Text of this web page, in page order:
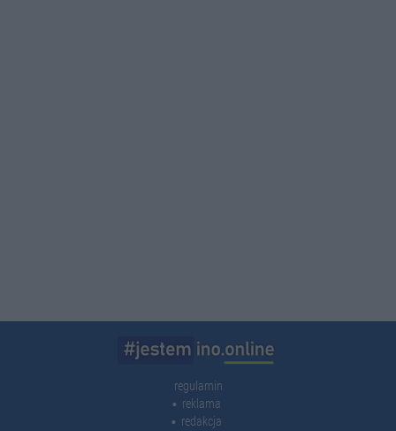
regulamin
reklama
redakcja